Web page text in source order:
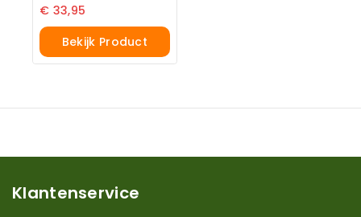
€ 33,95
Bekijk Product
Klantenservice